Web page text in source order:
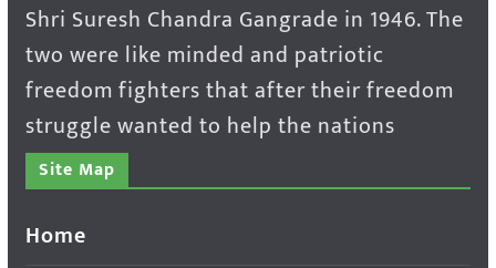
Shri Suresh Chandra Gangrade in 1946. The
two were like minded and patriotic
freedom fighters that after their freedom
struggle wanted to help the nations
Site Map
Home